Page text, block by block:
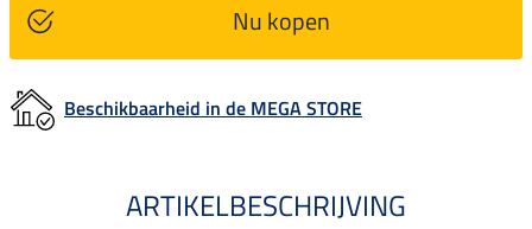
Nu kopen
Beschikbaarheid in de MEGA STORE
ARTIKELBESCHRIJVING